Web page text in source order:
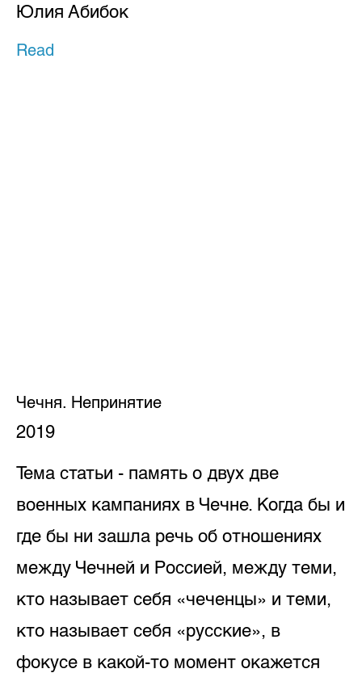
Юлия Абибок
Read
Чечня. Непринятие
2019
Тема статьи - память о двух две
военных кампаниях в Чечне. Когда бы и
где бы ни зашла речь об отношениях
между Чечней и Россией, между теми,
кто называет себя «чеченцы» и теми,
кто называет себя «русские», в
фокусе в какой-то момент окажется